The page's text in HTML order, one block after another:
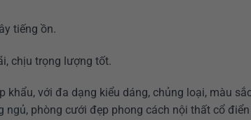
tiếng ồn.
chịu trọng lượng tốt.
với đa dạng kiểu dáng, chủng loại, màu
ngủ, phòng cưới đẹp phong cách nội thất cổ điển